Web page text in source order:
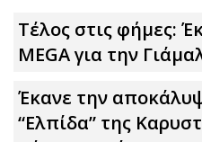
Τέλος στις φήμες:
MEGA για την
Έκανε την
“Ελπίδα” της